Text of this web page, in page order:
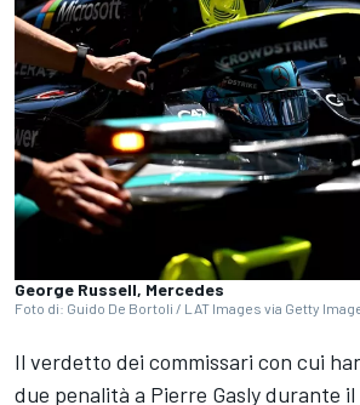
George Russell, Mercedes
Foto di: Guido De Bortoli / LAT Images via Getty
Il verdetto dei commissari con cui
due penalità a Pierre Gasly durante il